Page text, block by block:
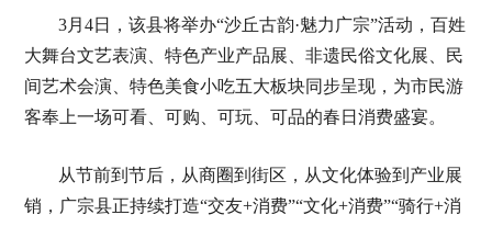
3月4日，该县将举办“沙丘古韵·魅力广宗”活动，百姓
大舞台文艺表演、特色产业产品展、非遗民俗文化展、民
间艺术会演、特色美食小吃五大板块同步呈现，为市民游
客奉上一场可看、可购、可玩、可品的春日消费盛宴。
从节前到节后，从商圈到街区，从文化体验到产业展
销，广宗县正持续打造“交友+消费”“文化+消费”“骑行+消